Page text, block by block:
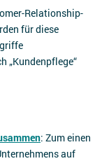
Relationship-
für diese
„Kundenpflege“
: Zum einen
auf